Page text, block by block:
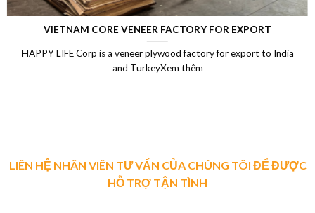
LAMINATED VENEER LUMBER (LVL)
Laminated Wood, LVL Laminated Veneer Lumber, LVL plywood
Vietnam, LVL Timber, Vietnam plywood exportXem thêm
LIÊN HỆ NHÂN VIÊN TƯ VẤN CỦA CHÚNG TÔI ĐỂ ĐƯỢC
HỖ TRỢ TẬN TÌNH